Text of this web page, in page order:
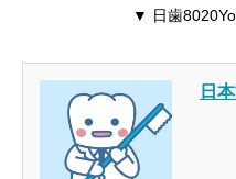
▼ 日歯
日